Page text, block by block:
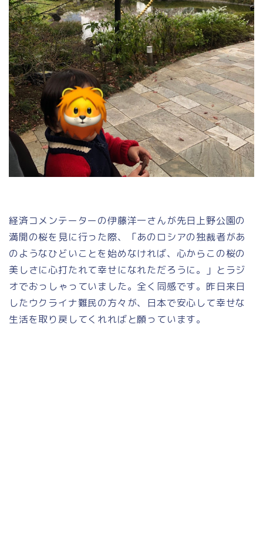
経済コメンテーターの伊藤洋一さんが先日上野公園の
満開の桜を見に行った際、「あのロシアの独裁者があ
のようなひどいことを始めなければ、心からこの桜の
美しさに心打たれて幸せになれただろうに。」とラジ
オでおっしゃっていました。全く同感です。昨日来日
したウクライナ難民の方々が、日本で安心して幸せな
生活を取り戻してくれればと願っています。